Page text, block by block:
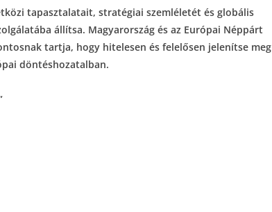
tapasztalatait, stratégiai szemléletét és globális
állítsa. Magyarország és az Európai Néppárt
tartja, hogy hitelesen és felelősen jelenítse meg
döntéshozatalban.